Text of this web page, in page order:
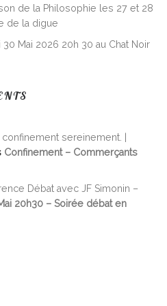
de la Philosophie les 27 et 28
de la digue
Mai 2026 20h 30 au Chat Noir
sereinement. |
Confinement – Commerçants
Débat avec JF Simonin –
20h30 – Soirée débat en